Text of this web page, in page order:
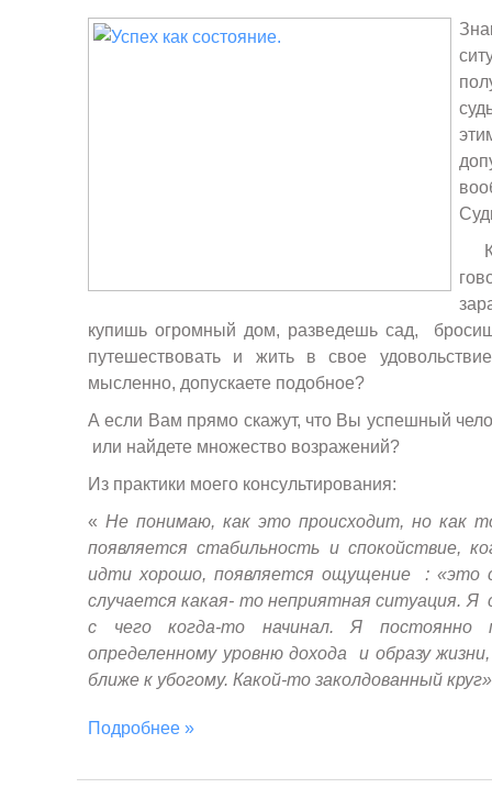
купишь огромный дом, разведешь сад,
путешествовать и жить в свое
мысленно, допускаете подобное?
А если Вам прямо скажут, что Вы успешный
или найдете множество возражений?
Из практики моего консультирования:
« Не понимаю, как это происходит, но как
появляется стабильность и спокойствие,
идти хорошо, появляется ощущение : «это
случается какая- то неприятная ситуация. Я
с чего когда-то начинал. Я постоянно
определенному уровню дохода и образу
ближе к убогому. Какой-то заколдованный
Подробнее »